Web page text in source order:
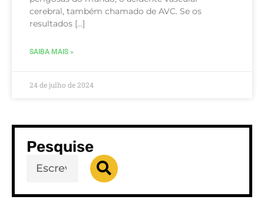
cerebral, também chamado de AVC. Se os
resultados […]
SAIBA MAIS »
24 de julho de 2024
Pesquise